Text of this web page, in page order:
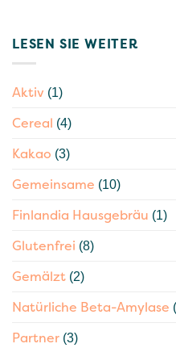
LESEN SIE WEITER
Aktiv (1)
Cereal (4)
Kakao (3)
Gemeinsame (10)
Finlandia Hausgebräu (1)
Glutenfrei (8)
Gemälzt (2)
Natürliche Beta-Amylase
Partner (3)